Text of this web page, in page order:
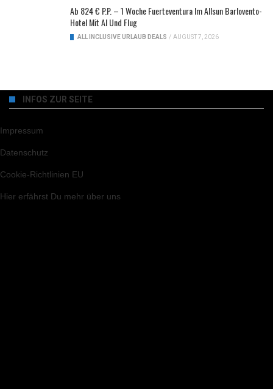
Ab 824 € P.P. – 1 Woche Fuerteventura Im Allsun Barlovento-
Hotel Mit AI Und Flug
ALL INCLUSIVE URLAUB DEALS / AUGUST 7, 2026
INFOS ZUR SEITE
Impressum
Datenschutz
Cookie-Richtlinien EU
Hier erfährst Du mehr über uns